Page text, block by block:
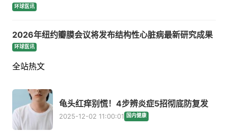
环球医讯
2026年纽约瓣膜会议将发布结构性心脏病最新研究成果
环球医讯
全站热文
龟头红痒别慌！4步辨炎症5招彻底防复发
2025-12-02 11:00:01 国内健康